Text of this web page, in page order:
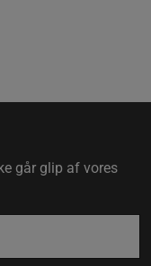
går glip af vores